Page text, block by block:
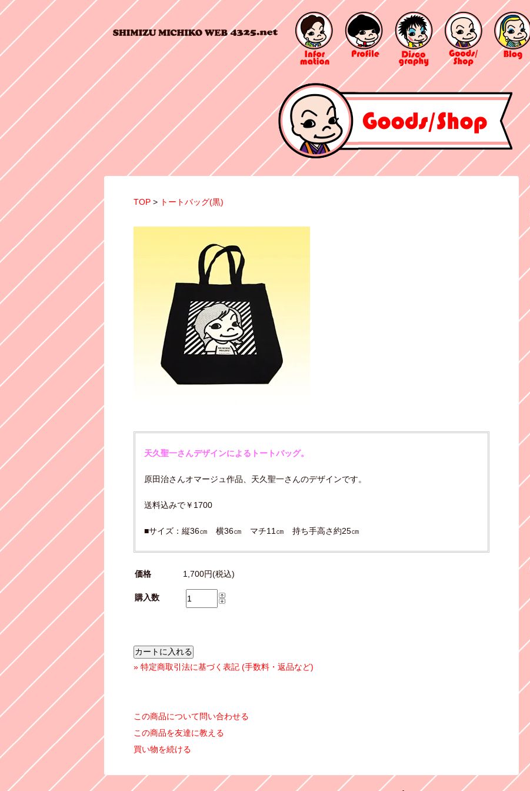
TOP > トートバッグ(黒)
天久聖一さんデザインによるトートバッグ。
原田治さんオマージュ作品、天久聖一さんのデザインです。
送料込みで￥1700
■サイズ：縦36㎝ 横36㎝ マチ11㎝ 持ち手高さ約25㎝
価格 1,700円(税込)
購入数
» 特定商取引法に基づく表記 (手数料・返品など)
この商品について問い合わせる
この商品を友達に教える
買い物を続ける